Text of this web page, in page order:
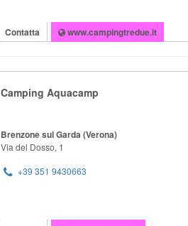
Contatta www.campingtredue.it
Camping Aquacamp
Brenzone sul Garda (Verona)
Via del Dosso, 1
+39 351 9430663